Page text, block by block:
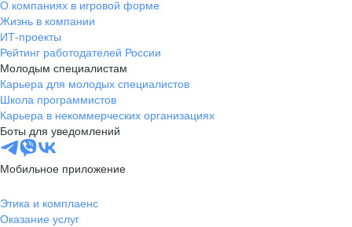
О компаниях в игровой форме
Жизнь в компании
ИТ-проекты
Рейтинг работодателей России
Молодым специалистам
Карьера для молодых специалистов
Школа программистов
Карьера в некоммерческих организациях
Боты для уведомлений
Мобильное приложение
Этика и комплаенс
Оказание услуг